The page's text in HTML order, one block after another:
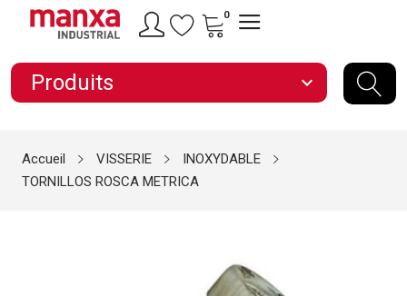
0
Produits expand_more
Accueil VISSERIE
INOXYDABLE
TORNILLOS ROSCA METRICA